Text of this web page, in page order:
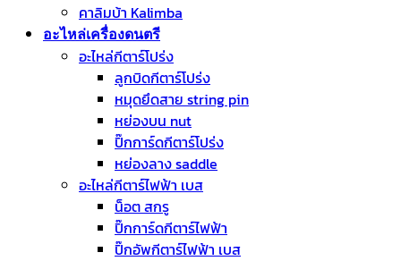
คาลิมบ้า Kalimba
อะไหล่เครื่องดนตรี
อะไหล่กีตาร์โปร่ง
ลูกบิดกีตาร์โปร่ง
หมุดยึดสาย string pin
หย่องบน nut
ปิ๊กการ์ดกีตาร์โปร่ง
หย่องลาง saddle
อะไหล่กีตาร์ไฟฟ้า เบส
น็อต สกรู
ปิ๊กการ์ดกีตาร์ไฟฟ้า
ปิ๊กอัพกีตาร์ไฟฟ้า เบส